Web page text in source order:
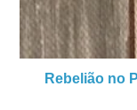
Rebelião no